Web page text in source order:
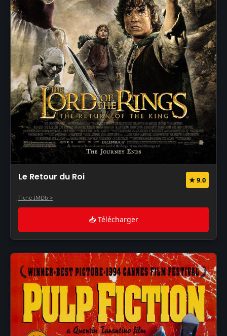
Le Retour du Roi ★ 9.0
Fiche IMDb >
📥 Télécharger